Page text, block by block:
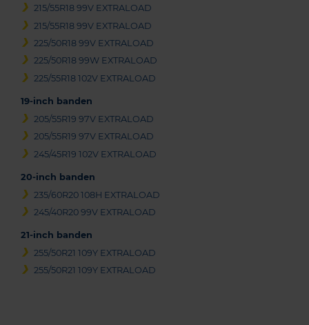
215/55R18 99V EXTRALOAD
215/55R18 99V EXTRALOAD
225/50R18 99V EXTRALOAD
225/50R18 99W EXTRALOAD
225/55R18 102V EXTRALOAD
19-inch banden
205/55R19 97V EXTRALOAD
205/55R19 97V EXTRALOAD
245/45R19 102V EXTRALOAD
20-inch banden
235/60R20 108H EXTRALOAD
245/40R20 99V EXTRALOAD
21-inch banden
255/50R21 109Y EXTRALOAD
255/50R21 109Y EXTRALOAD